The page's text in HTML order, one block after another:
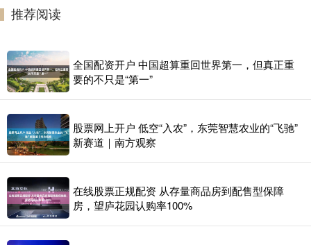
推荐阅读
全国配资开户 中国超算重回世界第一，但真正重
要的不只是“第一”
股票网上开户 低空“入农”，东莞智慧农业的“飞驰”
新赛道｜南方观察
在线股票正规配资 从存量商品房到配售型保障
房，望庐花园认购率100%